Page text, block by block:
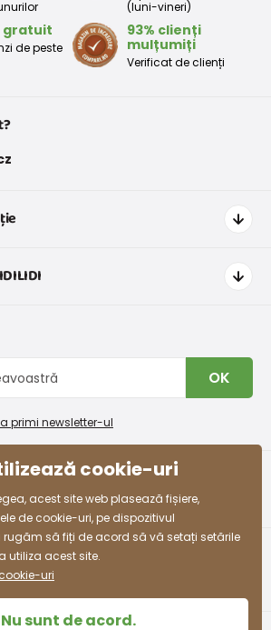
(luni-vineri)
gratuit
de peste
93% clienți
mulțumiți
Verificat de clienți
gratuită
OK
primi newsletter-ul
cookie-uri
acest site web plasează fișiere,
de cookie-uri, pe dispozitivul
să fiți de acord să vă setați setările
utiliza acest site.
uri
Nu sunt de acord.